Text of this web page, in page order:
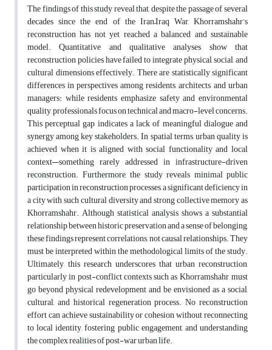
The findings of this study reveal that, despite the passage of several
decades since the end of the Iran–Iraq War, Khorramshahr’s
reconstruction has not yet reached a balanced and sustainable
model. Quantitative and qualitative analyses show that
reconstruction policies have failed to integrate physical, social, and
cultural dimensions effectively. There are statistically significant
differences in perspectives among residents, architects, and urban
managers: while residents emphasize safety and environmental
quality, professionals focus on technical and macro-level concerns.
This perceptual gap indicates a lack of meaningful dialogue and
synergy among key stakeholders. In spatial terms, urban quality is
achieved when it is aligned with social functionality and local
context—something rarely addressed in infrastructure-driven
reconstruction. Furthermore, the study reveals minimal public
participation in reconstruction processes, a significant deficiency in
a city with such cultural diversity and strong collective memory as
Khorramshahr. Although statistical analysis shows a substantial
relationship between historic preservation and a sense of belonging,
these findings represent correlations, not causal relationships. They
must be interpreted within the methodological limits of the study.
Ultimately, this research underscores that urban reconstruction,
particularly in post-conflict contexts such as Khorramshahr, must
go beyond physical redevelopment and be envisioned as a social,
cultural, and historical regeneration process. No reconstruction
effort can achieve sustainability or cohesion without reconnecting
to local identity, fostering public engagement, and understanding
the complex realities of post-war urban life.